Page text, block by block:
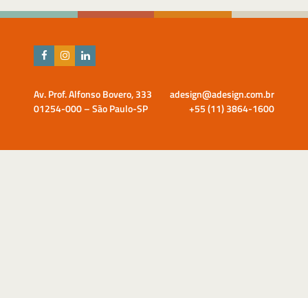
Av. Prof. Alfonso Bovero, 333
01254-000 – São Paulo-SP
adesign@adesign.com.br
+55 (11) 3864-1600